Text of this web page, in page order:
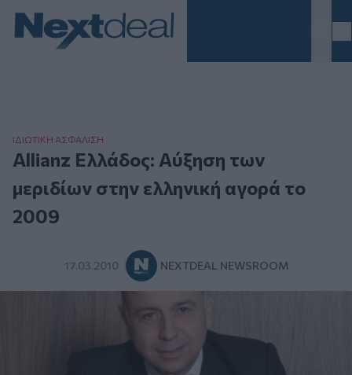
ΙΔΙΩΤΙΚΗ ΑΣΦAΛΙΣΗ
Allianz Ελλάδος: Αύξηση των
μεριδίων στην ελληνική αγορά το
2009
17.03.2010 NEXTDEAL NEWSROOM